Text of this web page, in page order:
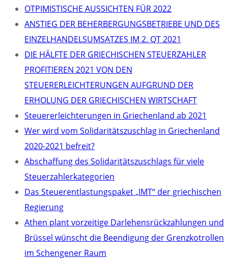
OTPIMISTISCHE AUSSICHTEN FÜR 2022
ANSTIEG DER BEHERBERGUNGSBETRIEBE UND DES
EINZELHANDELSUMSATZES IM 2. QT 2021
DIE HÄLFTE DER GRIECHISCHEN STEUERZAHLER
PROFITIEREN 2021 VON DEN
STEUERERLEICHTERUNGEN AUFGRUND DER
ERHOLUNG DER GRIECHISCHEN WIRTSCHAFT
Steuererleichterungen in Griechenland ab 2021
Wer wird vom Solidaritätszuschlag in Griechenland
2020-2021 befreit?
Abschaffung des Solidaritätszuschlags für viele
Steuerzahlerkategorien
Das Steuerentlastungspaket „IMT“ der griechischen
Regierung
Athen plant vorzeitige Darlehensrückzahlungen und
Brüssel wünscht die Beendigung der Grenzkotrollen
im Schengener Raum